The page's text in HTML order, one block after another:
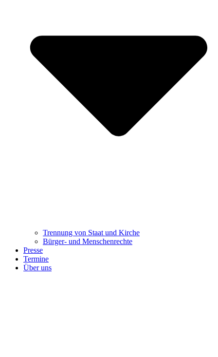
Trennung ​​​​​​​von Staat und Kirche
Bürger- und Menschenrechte
Presse
Termine
Über uns